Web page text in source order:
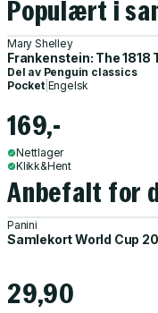
Populært i
Mary Shelley
Frankenstein: The 1818
Del av Penguin classics
Pocket| Engelsk
169,-
Nettlager
Klikk&Hent
Anbefalt for
Panini
Samlekort World Cup
29,90